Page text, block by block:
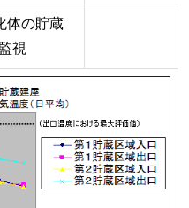
体の貯蔵
視